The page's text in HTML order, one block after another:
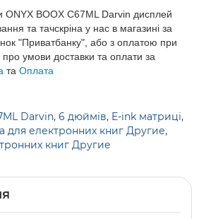
BOOX C67ML Darvin дисплей
та тачскріна у нас в магазині за
"Приватбанку", або з оплатою при
умови доставки та оплати за
та Оплата
Darvin, 6 дюймів, E-ink матриці,
для електронних книг Другие,
книг Другие